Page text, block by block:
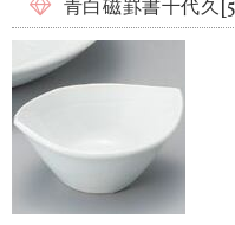
青白磁罫書千代久